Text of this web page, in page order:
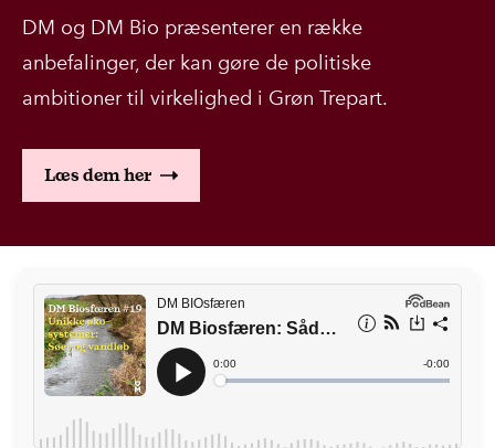
DM og DM Bio præsenterer en række
anbefalinger, der kan gøre de politiske
ambitioner til virkelighed i Grøn Trepart.
Læs dem her